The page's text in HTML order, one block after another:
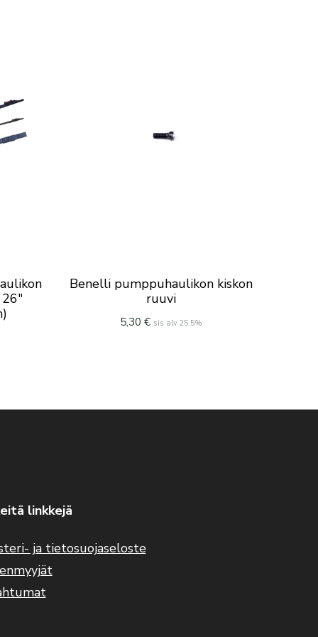
Benelli pumppuhaulikon kiskon
ruuvi
5,30€ sis alv 25.5%
linkkejä
ja tietosuojaseloste